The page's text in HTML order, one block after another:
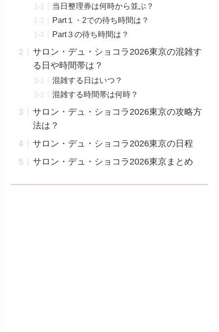
当日整理券は何時から並ぶ？
Part１・2での待ち時間は？
Part３の待ち時間は？
サロン・デュ・ショコラ2026東京の混雑す
る日や時間帯は？
混雑する日はいつ？
混雑する時間帯は何時？
サロン・デュ・ショコラ2026東京の攻略方
法は？
サロン・デュ・ショコラ2026東京の日程
サロン・デュ・ショコラ2026東京まとめ